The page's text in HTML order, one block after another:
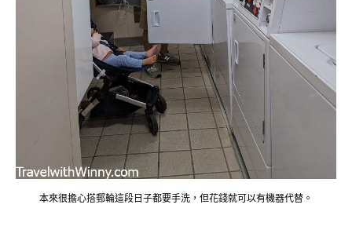
本來很擔心搭郵輪這段日子都要手洗，但花錢就可以有機器代替。